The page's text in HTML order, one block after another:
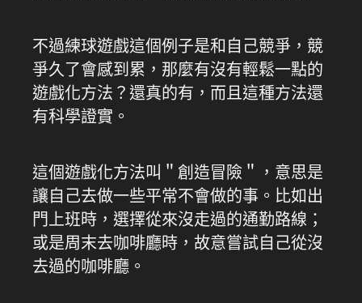
不過練球遊戲這個例子是和自己競爭，競
爭久了會感到累，那麼有沒有輕鬆一點的
遊戲化方法？還真的有，而且這種方法還
有科學證實。
這個遊戲化方法叫＂創造冒險＂，意思是
讓自己去做一些平常不會做的事。比如出
門上班時，選擇從來沒走過的通勤路線；
或是周末去咖啡廳時，故意嘗試自己從沒
去過的咖啡廳。